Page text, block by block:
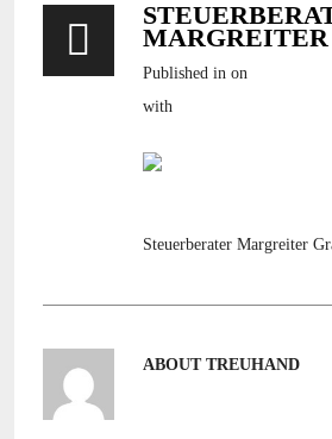
Published in on
with
Steuerberater Margreiter
ABOUT TREUHAND